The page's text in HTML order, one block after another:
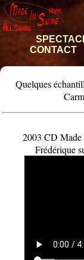
CONTACT
Quelques
2003 CD
Frédérique